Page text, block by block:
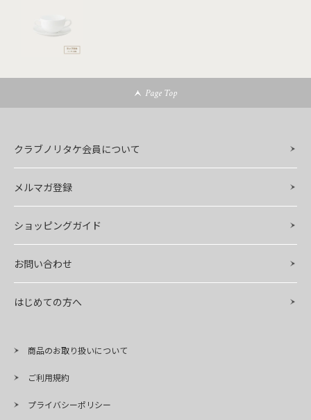
Page Top
クラブノリタケ会員について
メルマガ登録
ショッピングガイド
お問い合わせ
はじめての方へ
商品のお取り扱いについて
ご利用規約
プライバシーポリシー